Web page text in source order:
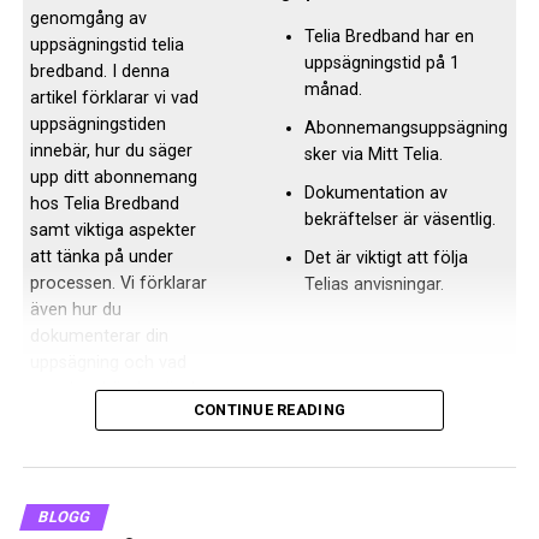
Nedsatt psykisk, fysisk eller intellektuell förmåga.
Tillståndet kan ha uppkommit av sjukdom, vara medfött
eller ha tillkommit av skada. En funktionsnedsättning
kan vara tillfällig och övergående eller vara bestående.
Funktionshinder
En person hindras från att göra något för att
omgivningen inte är tillgänglig. Tidigare användes
begreppet handikapp som dock inte bör användas idag.
Funktionsvariation
människor är olika i hela befolkningen.
femtio åren. I början av 1900-talet sattes personer med
genomgång av
uppsägningstid telia
bredband. I denna
artikel förklarar vi vad
uppsägningstiden
innebär, hur du säger
upp ditt abonnemang
hos Telia Bredband
samt viktiga aspekter
att tänka på under
processen. Vi förklarar
även hur du
som kan hända när du
initierar en uppsägning.
Telia Bredband har en
uppsägningstid på 1
månad.
Abonnemangsuppsägning
sker via Mitt Telia.
Dokumentation av
bekräftelser är väsentlig.
Det är viktigt att följa
Telias anvisningar.
Vad är uppsägningstid telia
CONTINUE READING
BLOGG